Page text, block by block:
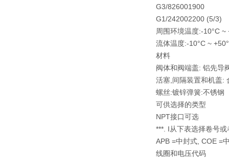
G3/826001900
G1/242002200 (5/3)
周围环境温度:-10°C ~
流体温度:-10°C ~
材料
阀体和阀端盖: 铝先导
活塞,间隔装置和机盖:
螺丝:镀锌弹簧:不锈钢
可供选择的类型
NPT接口可选
***. I从下表选择卷号
APB =中封式, COE =
线圈和电压代码